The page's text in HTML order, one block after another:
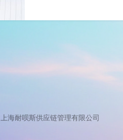
上海耐呗斯供应链管理有限公司